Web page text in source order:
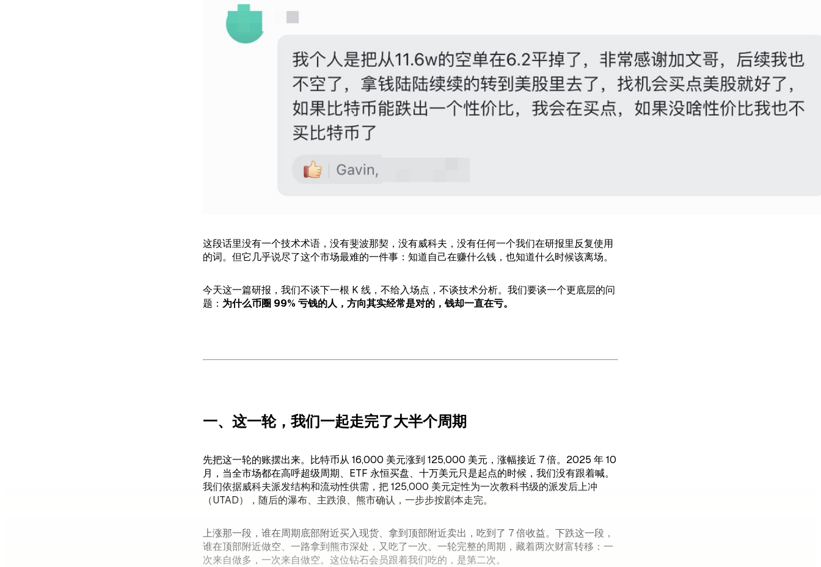
这段话里没有一个技术术语，没有斐波那契，没有威科夫，没有任何一个我们在研报里反复使用
的词。但它几乎说尽了这个市场最难的一件事：知道自己在赚什么钱，也知道什么时候该离场。
今天这一篇研报，我们不谈下一根 K 线，不给入场点，不谈技术分析。我们要谈一个更底层的问
题： 为什么币圈 99% 亏钱的人，方向其实经常是对的，钱却一直在亏。
一、这一轮，我们一起走完了大半个周期
先把这一轮的账摆出来。比特币从 16,000 美元涨到 125,000 美元，涨幅接近 7 倍。2025 年 10
月，当全市场都在高呼超级周期、ETF 永恒买盘、十万美元只是起点的时候，我们没有跟着喊。
我们依据威科夫派发结构和流动性供需，把 125,000 美元定性为一次教科书级的派发后上冲
（UTAD），随后的瀑布、主跌浪、熊市确认，一步步按剧本走完。
上涨那一段，谁在周期底部附近买入现货、拿到顶部附近卖出，吃到了 7 倍收益。下跌这一段，
谁在顶部附近做空、一路拿到熊市深处，又吃了一次。一轮完整的周期，藏着两次财富转移：一
次来自做多，一次来自做空。这位钻石会员跟着我们吃的，是第二次。